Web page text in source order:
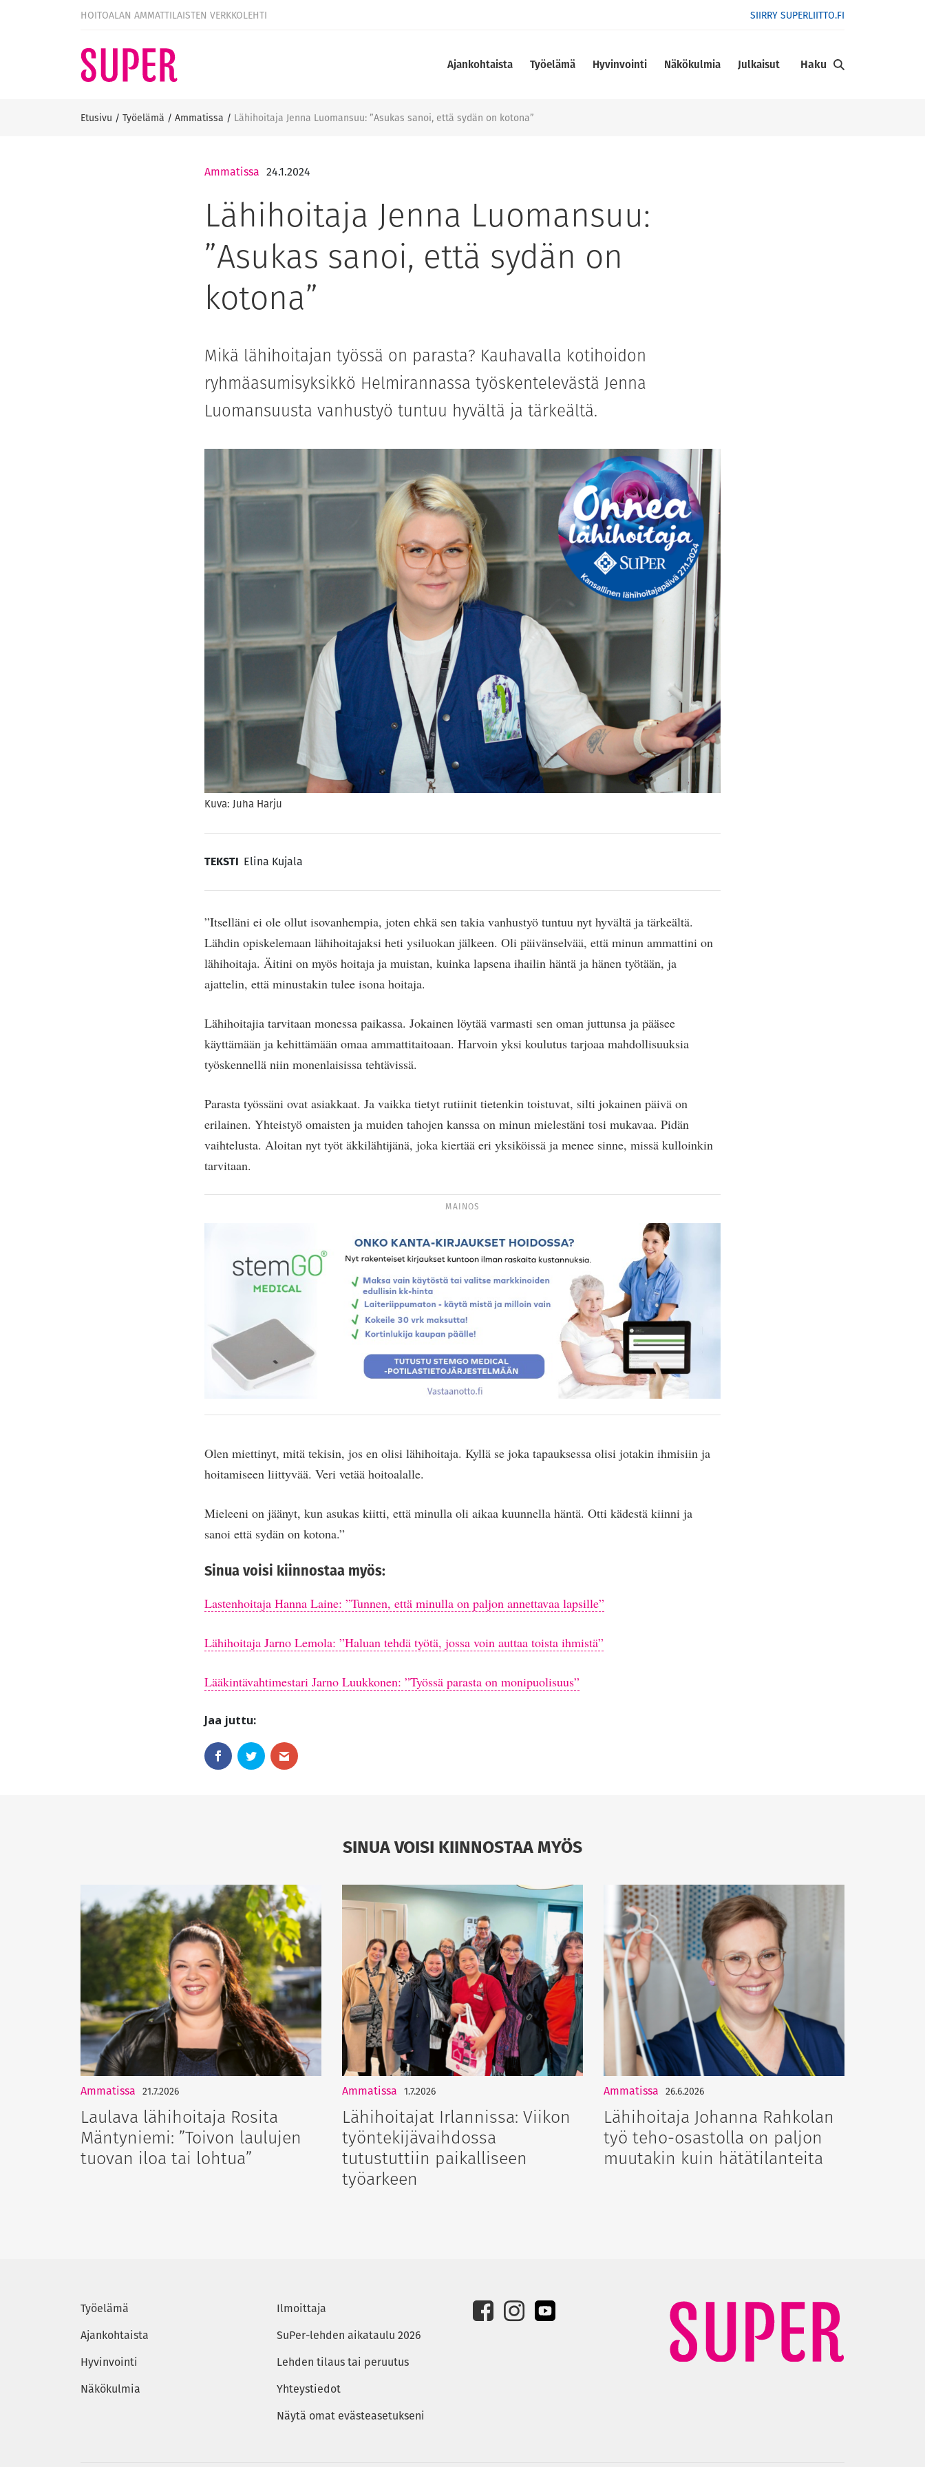
HOITOALAN AMMATTILAISTEN VERKKOLEHTI SIIRRY SUPERLIITTO.FI
Ajankohtaista Työelämä Hyvinvointi Näkökulmia Julkaisut Haku
Etusivu / Työelämä / Ammatissa / Lähihoitaja Jenna Luomansuu: ”Asukas sanoi, että sydän on kotona”
Ammatissa 24.1.2024
Lähihoitaja Jenna Luomansuu:
”Asukas sanoi, että sydän on
kotona”
Mikä lähihoitajan työssä on parasta? Kauhavalla kotihoidon
ryhmäasumisyksikkö Helmirannassa työskentelevästä Jenna
Luomansuusta vanhustyö tuntuu hyvältä ja tärkeältä.
Kuva: Juha Harju
TEKSTI Elina Kujala
”Itselläni ei ole ollut isovanhempia, joten ehkä sen takia vanhustyö tuntuu nyt hyvältä ja tärkeältä.
Lähdin opiskelemaan lähihoitajaksi heti ysiluokan jälkeen. Oli päivänselvää, että minun ammattini on
lähihoitaja. Äitini on myös hoitaja ja muistan, kuinka lapsena ihailin häntä ja hänen työtään, ja
ajattelin, että minustakin tulee isona hoitaja.
Lähihoitajia tarvitaan monessa paikassa. Jokainen löytää varmasti sen oman juttunsa ja pääsee
käyttämään ja kehittämään omaa ammattitaitoaan. Harvoin yksi koulutus tarjoaa mahdollisuuksia
työskennellä niin monenlaisissa tehtävissä.
Parasta työssäni ovat asiakkaat. Ja vaikka tietyt rutiinit tietenkin toistuvat, silti jokainen päivä on
erilainen. Yhteistyö omaisten ja muiden tahojen kanssa on minun mielestäni tosi mukavaa. Pidän
vaihtelusta. Aloitan nyt työt äkkilähtijänä, joka kiertää eri yksiköissä ja menee sinne, missä kulloinkin
tarvitaan.
MAINOS
Olen miettinyt, mitä tekisin, jos en olisi lähihoitaja. Kyllä se joka tapauksessa olisi jotakin ihmisiin ja
hoitamiseen liittyvää. Veri vetää hoitoalalle.
Mieleeni on jäänyt, kun asukas kiitti, että minulla oli aikaa kuunnella häntä. Otti kädestä kiinni ja
sanoi että sydän on kotona.”
Sinua voisi kiinnostaa myös:
Lastenhoitaja Hanna Laine: ”Tunnen, että minulla on paljon annettavaa lapsille”
Lähihoitaja Jarno Lemola: ”Haluan tehdä työtä, jossa voin auttaa toista ihmistä”
Lääkintävahtimestari Jarno Luukkonen: ”Työssä parasta on monipuolisuus”
SINUA VOISI KIINNOSTAA MYÖS
Ammatissa 21.7.2026
Laulava lähihoitaja Rosita
Mäntyniemi: ”Toivon laulujen
tuovan iloa tai lohtua”
Ammatissa 1.7.2026
Lähihoitajat Irlannissa: Viikon
työntekijävaihdossa
tutustuttiin paikalliseen
työarkeen
Ammatissa 26.6.2026
Lähihoitaja Johanna Rahkolan
työ teho-osastolla on paljon
muutakin kuin hätätilanteita
Työelämä
Ajankohtaista
Hyvinvointi
Näkökulmia
Ilmoittaja
SuPer-lehden aikataulu 2026
Lehden tilaus tai peruutus
Yhteystiedot
Näytä omat evästeasetukseni